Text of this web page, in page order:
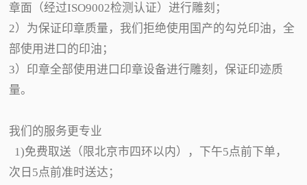
章面（经过ISO9002检测认证）进行雕刻；
2）为保证印章质量，我们拒绝使用国产的勾兑印油，全
部使用进口的印油；
3）印章全部使用进口印章设备进行雕刻，保证印迹质
量。
我们的服务更专业
1)免费取送（限北京市四环以内），下午5点前下单，
次日5点前准时送达；